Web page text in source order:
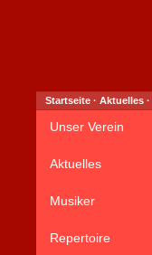
Startseite · Aktuelles ·
Unser Verein
Aktuelles
Musiker
Repertoire